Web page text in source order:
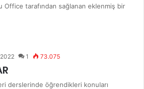
Office tarafından sağlanan eklenmiş bir
1 73.075
derslerinde öğrendikleri konuları